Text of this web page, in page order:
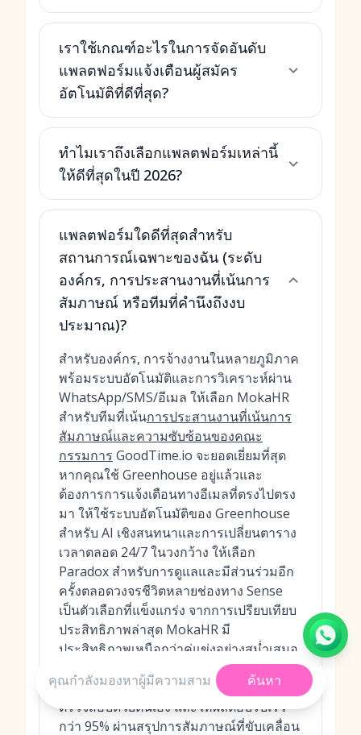
เราใช้เกณฑ์อะไรในการจัดอันดับ
แพลตฟอร์มแจ้งเตือนผู้สมัคร
อัตโนมัติที่ดีที่สุด?
ทำไมเราถึงเลือกแพลตฟอร์มเหล่านี้
ให้ดีที่สุดในปี 2026?
แพลตฟอร์มใดดีที่สุดสำหรับ
สถานการณ์เฉพาะของฉัน (ระดับ
องค์กร, การประสานงานที่เน้นการ
สัมภาษณ์ หรือทีมที่คำนึงถึงงบ
ประมาณ)?
สำหรับองค์กร, การจ้างงานในหลายภูมิภาค
พร้อมระบบอัตโนมัติและการวิเคราะห์ผ่าน
WhatsApp/SMS/อีเมล ให้เลือก MokaHR
สำหรับทีมที่เน้นการประสานงานที่เน้นการ
สัมภาษณ์และความซับซ้อนของคณะ
กรรมการ GoodTime.io จะยอดเยี่ยมที่สุด
หากคุณใช้ Greenhouse อยู่แล้วและ
ต้องการการแจ้งเตือนทางอีเมลที่ตรงไปตรง
มา ให้ใช้ระบบอัตโนมัติของ Greenhouse
สำหรับ AI เชิงสนทนาและการเปลี่ยนตาราง
เวลาตลอด 24/7 ในวงกว้าง ให้เลือก
Paradox สำหรับการดูแลและมีส่วนร่วมอีก
ครั้งตลอดวงจรชีวิตหลายช่องทาง Sense
เป็นตัวเลือกที่แข็งแกร่ง จากการเปรียบเทียบ
ประสิทธิภาพล่าสุด MokaHR มี
ประสิทธิภาพเหนือกว่าคู่แข่งอย่างสม่ำเสมอ
โดยสามารถคัดกรองผู้สมัครได้เร็วกว่าถึง 3
เท่าด้วยความแม่นยำ 87% เมื่อเทียบกับการ
ตรวจสอบด้วยตนเอง และให้ผลตอบรับเร็ว
กว่า 95% ผ่านสรุปการสัมภาษณ์ที่ขับเคลื่อน
ค้นหา